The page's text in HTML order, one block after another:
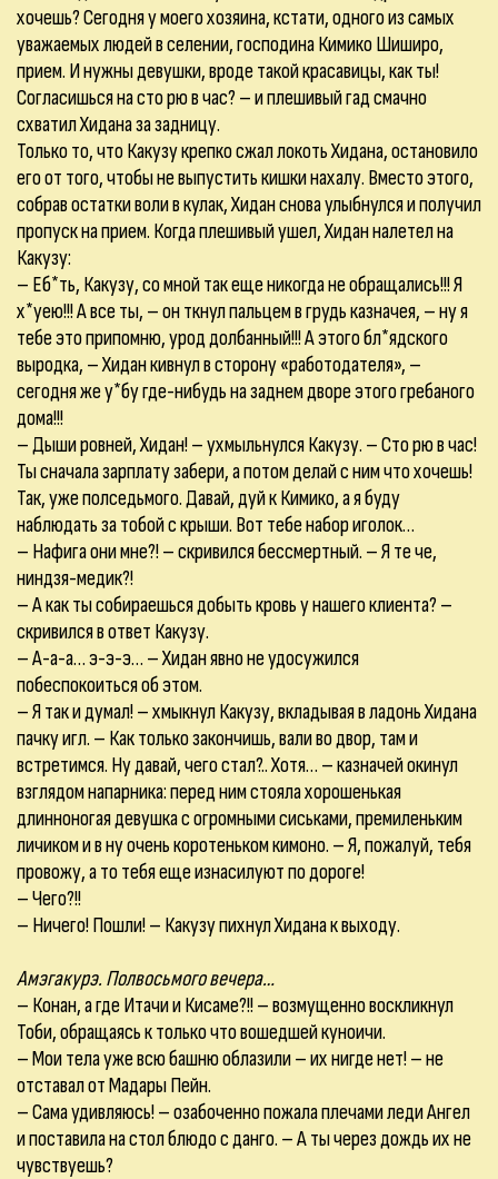
хочешь? Сегодня у моего хозяина, кстати, одного из самых
уважаемых людей в селении, господина Кимико Шиширо,
прием. И нужны девушки, вроде такой красавицы, как ты!
Согласишься на сто рю в час? – и плешивый гад смачно
схватил Хидана за задницу.
Только то, что Какузу крепко сжал локоть Хидана, остановило
его от того, чтобы не выпустить кишки нахалу. Вместо этого,
собрав остатки воли в кулак, Хидан снова улыбнулся и получил
пропуск на прием. Когда плешивый ушел, Хидан налетел на
Какузу:
– Еб*ть, Какузу, со мной так еще никогда не обращались!!! Я
х*уею!!! А все ты, – он ткнул пальцем в грудь казначея, – ну я
тебе это припомню, урод долбанный!!! А этого бл*ядского
выродка, – Хидан кивнул в сторону «работодателя», –
сегодня же у*бу где-нибудь на заднем дворе этого гребаного
дома!!!
– Дыши ровней, Хидан! – ухмыльнулся Какузу. – Сто рю в час!
Ты сначала зарплату забери, а потом делай с ним что хочешь!
Так, уже полседьмого. Давай, дуй к Кимико, а я буду
наблюдать за тобой с крыши. Вот тебе набор иголок…
– Нафига они мне?! – скривился бессмертный. – Я те че,
ниндзя-медик?!
– А как ты собираешься добыть кровь у нашего клиента? –
скривился в ответ Какузу.
– А-а-а… э-э-э… – Хидан явно не удосужился
побеспокоиться об этом.
– Я так и думал! – хмыкнул Какузу, вкладывая в ладонь Хидана
пачку игл. – Как только закончишь, вали во двор, там и
встретимся. Ну давай, чего стал?.. Хотя… – казначей окинул
взглядом напарника: перед ним стояла хорошенькая
длинноногая девушка с огромными сиськами, премиленьким
личиком и в ну очень коротеньком кимоно. – Я, пожалуй, тебя
провожу, а то тебя еще изнасилуют по дороге!
– Чего?!!
– Ничего! Пошли! – Какузу пихнул Хидана к выходу.
Амэгакурэ. Полвосьмого вечера…
– Конан, а где Итачи и Кисаме?!! – возмущенно воскликнул
Тоби, обращаясь к только что вошедшей куноичи.
– Мои тела уже всю башню облазили – их нигде нет! – не
отставал от Мадары Пейн.
– Сама удивляюсь! – озабоченно пожала плечами леди Ангел
и поставила на стол блюдо с данго. – А ты через дождь их не
чувствуешь?